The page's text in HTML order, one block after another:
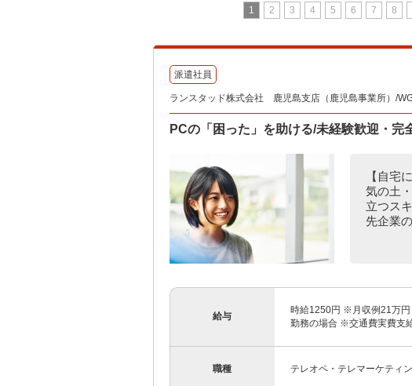
1 2 3 4 5 6 7 8
派遣社員
ランスタッド株式会社 鹿児島支店（鹿児島事業所）/
PCの「困った」を助ける/未経験歓迎・完
【自
気の土
立つス
先企業
給与
時給1250円 ※月収例21万円
勤務の場合 ※交通費実費支
職種 テレオペ・テレマーケティ